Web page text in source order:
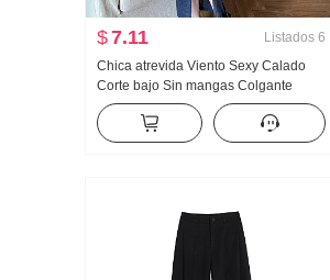
$7.11 Listados 6
Chica atrevida Viento Sexy Calado
Corte bajo Sin mangas Colgante
Cuello Falda lápiz Irregular Talle alto
Abertura Espalda descubierta
Envoltura Pecho Vestido